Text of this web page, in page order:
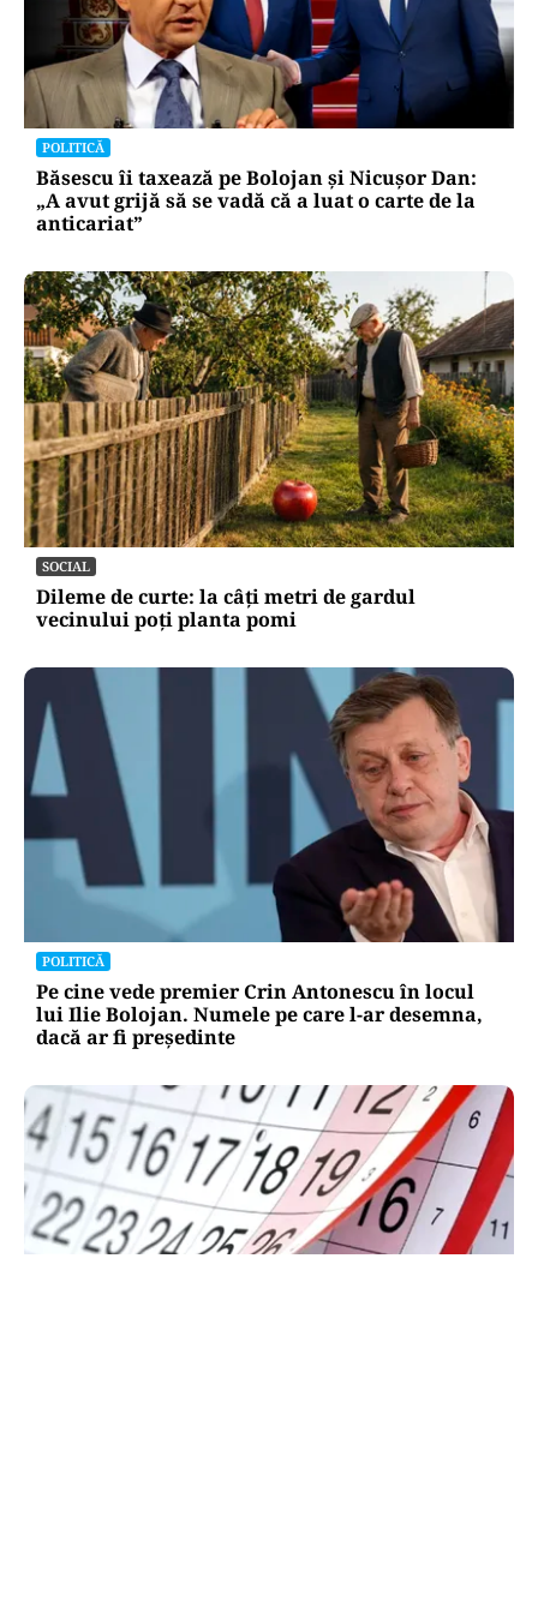
POLITICĂ
Băsescu îi taxează pe Bolojan și Nicușor Dan:
„A avut grijă să se vadă că a luat o carte de la
anticariat”
SOCIAL
Dileme de curte: la câți metri de gardul
vecinului poți planta pomi
POLITICĂ
Pe cine vede premier Crin Antonescu în locul
lui Ilie Bolojan. Numele pe care l-ar desemna,
dacă ar fi președinte